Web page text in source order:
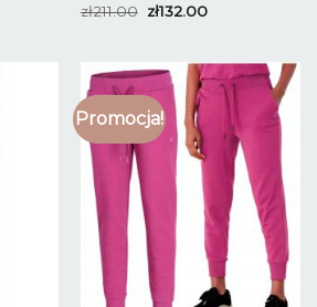
zł211.00 zł132.00
Promocja!